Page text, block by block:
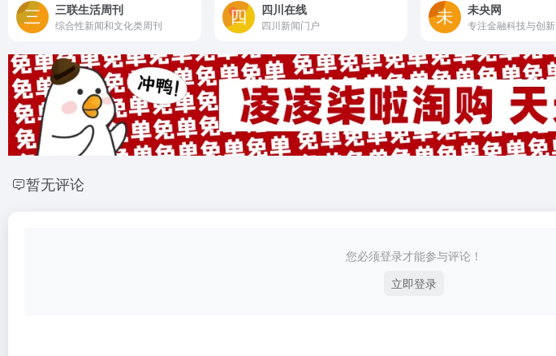
三联生活周刊
综合性新闻和文化类周刊
四川在线
四川新闻门户
未央网
专注金融科技与创新
暂无评论
您必须登录才能参与评论！
立即登录